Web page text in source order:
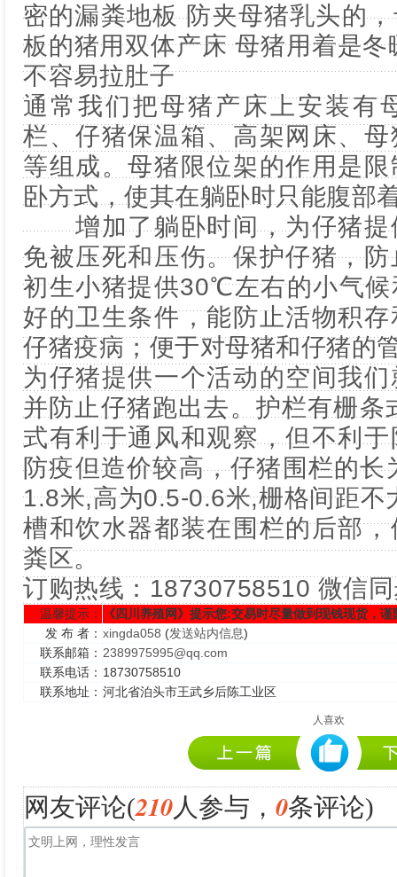
密的漏粪地板 防夹母猪乳头的
板的猪用双体产床 母猪用着是
不容易拉肚子
通常我们把母猪产床上安装有
栏、仔猪保温箱、高架网床、
等组成。母猪限位架的作用是
卧方式，使其在躺卧时只能腹部
增加了躺卧时间，为仔猪提
免被压死和压伤。保护仔猪，
初生小猪提供30℃左右的小气候
好的卫生条件，能防止活物积
仔猪疫病；便于对母猪和仔猪的
为仔猪提供一个活动的空间我
并防止仔猪跑出去。护栏有栅条
式有利于通风和观察，但不利
防疫但造价较高，仔猪围栏的
1.8米,高为0.5-0.6米,栅格间距不
槽和饮水器都装在围栏的后部
粪区。
订购热线：18730758510 微信
温馨提示：
《四川养殖网》提示您:交易时尽量做到现钱现货，
发 布 者： xingda058 (发送站内信息)
联系邮箱： 2389975995@qq.com
联系电话： 18730758510
联系地址： 河北省泊头市王武乡后陈工业区
人喜欢
网友评论(210人参与， 0条评论)